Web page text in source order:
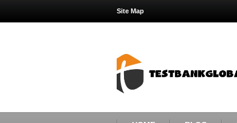
Site Map